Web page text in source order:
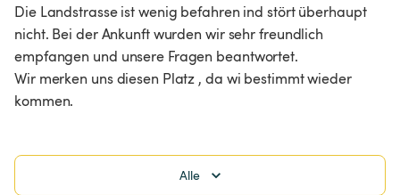
Die Landstrasse ist wenig befahren ind stört überhaupt
nicht. Bei der Ankunft wurden wir sehr freundlich
empfangen und unsere Fragen beantwortet.
Wir merken uns diesen Platz , da wi bestimmt wieder
kommen.
Alle